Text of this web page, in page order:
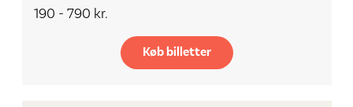
190 - 790 kr.
Køb billetter